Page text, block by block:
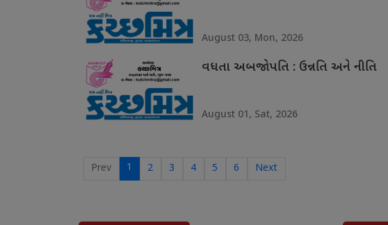
August 03, Mon, 2026
વધતા અબજોપતિ : ઉન્નતિ અને નીતિ
August 01, Sat, 2026
Prev 1 2 3 4 5 6 Next